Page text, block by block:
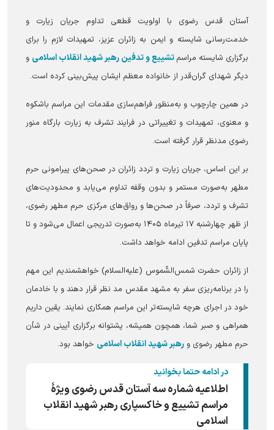
آستان قدس رضوی با اولویت قطعی تداوم جریان زیارت و
خدمت‌رسانی شایسته و ایمن به زائران عزیز، تمهیدات لازم را برای
برگزاری شایسته مراسم تشییع و تدفین رهبر شهید انقلاب اسلامی و
دیگر شهدای گران‌قدر از خانواده معظم ایشان پیش‌بینی کرده است.
در همین چارچوب و به‌منظور فراهم‌سازی مقدمات این مراسم باشکوه
و معنوی، تمهیدات و تغییراتی در فرایند تشرف به زیارت بارگاه منور
رضوی مدنظر قرار گرفته است.
بر این اساس، جریان زیارت و تردد زائران در صحن‌های پیرامونی حرم
مطهر به‌صورت مستمر و بدون وقفه تداوم می‌یابد و محدودیت‌های
تشرف و تردد، صرفاً در صحن‌ها و رواق‌های مرکزی حرم مطهر رضوی،
از ظهر چهارشنبه ۱۷ تیرماه ۱۴۰۵ به‌صورت تدریجی اعمال می‌شود و تا
پایان مراسم تدفین ادامه خواهد داشت.
از زائران حضرت شمس‌الشّموس (علیه‌السلام) خواهشمندیم این مهم
را در برنامه‌ریزی سفر به مشهد مقدس مد نظر قرار دهند و با خادمان
خود در اجرای هرچه شایسته‌تر این مراسم همکاری نمایند. یقین داریم
همراهی و صبر شما، همچون همیشه، پشتوانه برگزاری آیینی در شأن
حرم مطهر رضوی و رهبر شهید انقلاب اسلامی خواهد بود.
در ادامه حتما بخوانید
اطلاعیه شماره سه آستان قدس رضوی ویژهٔ
مراسم تشییع و خاکسپاری رهبر شهید انقلاب
اسلامی